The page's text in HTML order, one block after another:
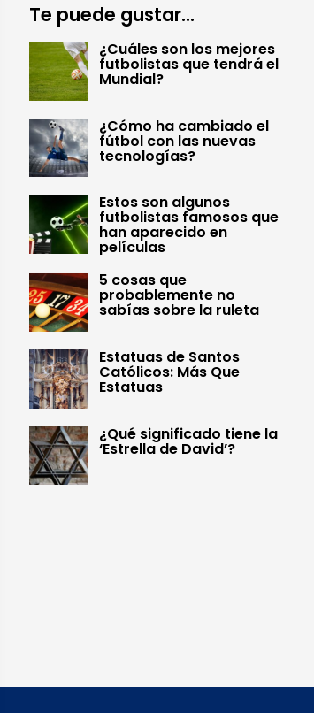
Te puede gustar...
¿Cuáles son los mejores
futbolistas que tendrá el
Mundial?
¿Cómo ha cambiado el
fútbol con las nuevas
tecnologías?
Estos son algunos
futbolistas famosos que
han aparecido en
películas
5 cosas que
probablemente no
sabías sobre la ruleta
Estatuas de Santos
Católicos: Más Que
Estatuas
¿Qué significado tiene la
‘Estrella de David’?